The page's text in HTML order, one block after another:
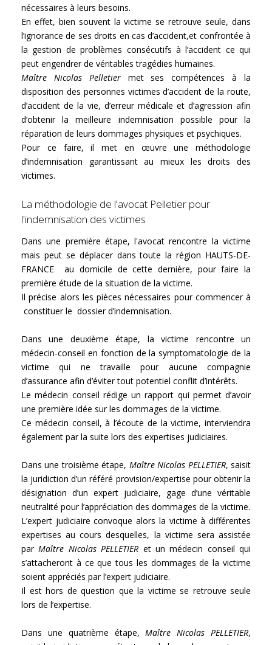
nécessaires à leurs besoins.
En effet, bien souvent la victime se retrouve seule, dans
l’ignorance de ses droits en cas d’accident,et confrontée à
la gestion de problèmes consécutifs à l’accident ce qui
peut engendrer de véritables tragédies humaines.
Maître Nicolas Pelletiermet ses compétences à la
disposition des personnes victimes d’accident de la route,
d’accident de la vie, d’erreur médicale et d’agression afin
d’obtenir la meilleure indemnisation possible pour la
réparation de leurs dommages physiques et psychiques.
Pour ce faire, il met en œuvre une méthodologie
d’indemnisation garantissant au mieux les droits des
victimes.
La méthodologie de l'avocat Pelletier pour
l'indemnisation des victimes
Dans une première étape, l'avocat rencontre la victime
mais peut se déplacer dans toute la région HAUTS-DE-
FRANCE au domicile de cette dernière, pour faire la
première étude de la situation de la victime.
Il précise alors les pièces nécessaires pour commencer à
constituer le dossier d’indemnisation.
Dans une deuxième étape, la victime rencontre un
médecin-conseil en fonction de la symptomatologie de la
victime qui ne travaille pour aucune compagnie
d’assurance afin d’éviter tout potentiel conflit d’intérêts.
Le médecin conseil rédige un rapport qui permet d’avoir
une première idée sur les dommages de la victime.
Ce médecin conseil, à l’écoute de la victime, interviendra
également par la suite lors des expertises judiciaires.
Dans une troisième étape, Maître Nicolas PELLETIER, saisit
la juridiction d’un référé provision/expertise pour obtenir la
désignation d’un expert judiciaire, gage d’une véritable
neutralité pour l’appréciation des dommages de la victime.
L’expert judiciaire convoque alors la victime à différentes
expertises au cours desquelles, la victime sera assistée
parMaître Nicolas PELLETIER et un médecin conseil qui
s’attacheront à ce que tous les dommages de la victime
soient appréciés par l’expert judiciaire.
Il est hors de question que la victime se retrouve seule
lors de l’expertise.
Dans une quatrième étape,Maître Nicolas PELLETIER,